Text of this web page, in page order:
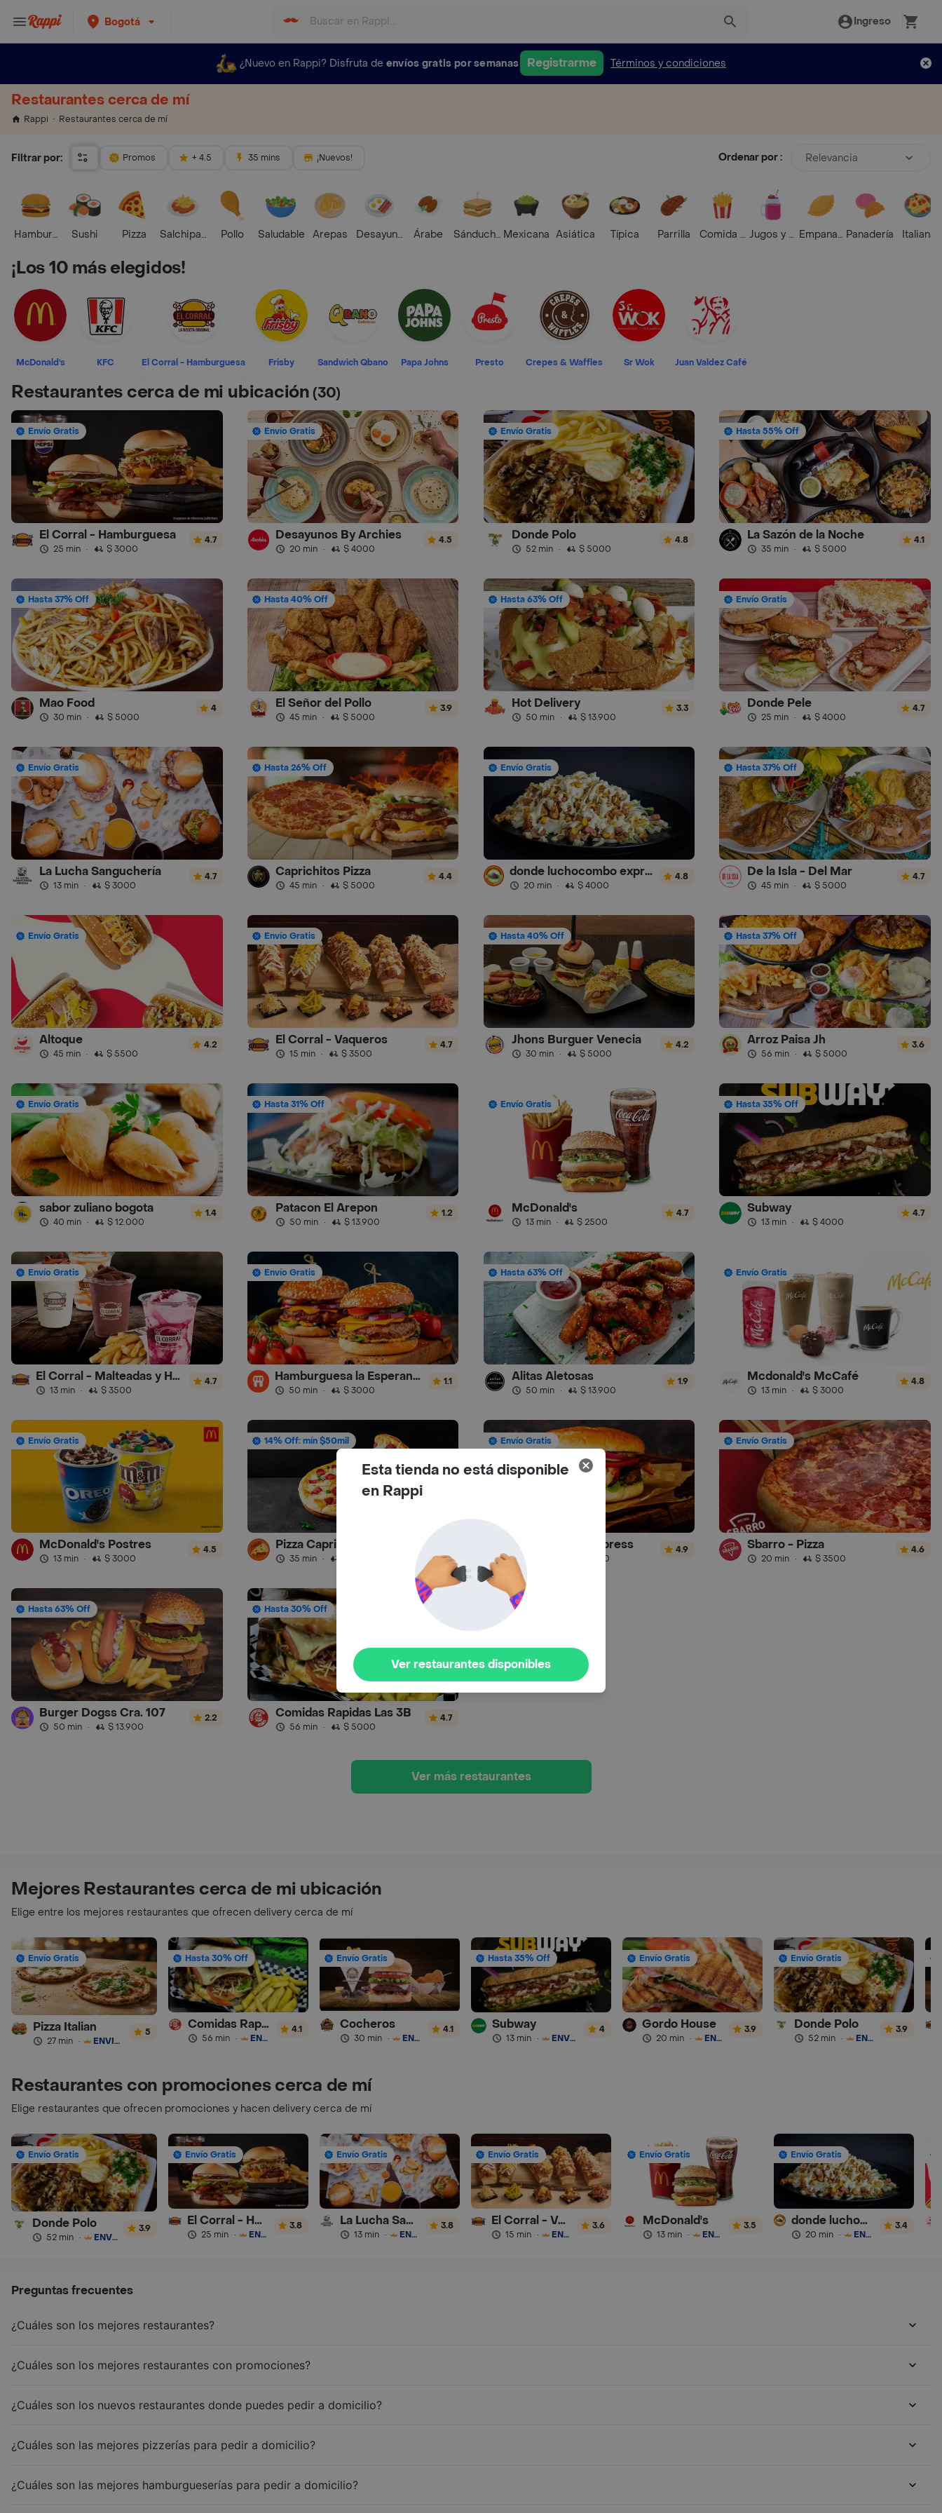
Bogotá Ingreso
¿Nuevo en Rappi? Disfruta de envíos gratis por semanas Registrarme Términos y condiciones
Restaurantes cerca de mí
Rappi Restaurantes cerca de mí
Filtrar por: Promos + 4.5 35 mins ¡Nuevos! Ordenar por : Relevancia
HamburguesaSushi Pizza Salchipapas Pollo Saludable Arepas Desayunos Árabe SánduchesMexicana Asiática Típica Parrilla Comida RápidaJugos y BatidosEmpanadasPanadería Italiana
¡Los 10 más elegidos!
McDonald's KFC El Corral - Hamburguesa Frisby Sandwich Qbano Papa Johns Presto Crepes & Waffles Sr Wok Juan Valdez Café
Restaurantes cerca de mi ubicación(30)
Envío Gratis
El Corral - Hamburguesa
25 min · $ 3000
4.7
Envío Gratis
Desayunos By Archies
20 min · $ 4000
4.5
Envío Gratis
Donde Polo
52 min · $ 5000
4.8
Hasta 55% Off
La Sazón de la Noche
35 min · $ 5000
4.1
Hasta 37% Off
Mao Food
30 min · $ 5000
4
Hasta 40% Off
El Señor del Pollo
45 min · $ 5000
3.9
Hasta 63% Off
Hot Delivery
50 min · $ 13.900
3.3
Envío Gratis
Donde Pele
25 min · $ 4000
4.7
Envío Gratis
La Lucha Sanguchería
13 min · $ 3000
4.7
Hasta 26% Off
Caprichitos Pizza
45 min · $ 5000
4.4
Envío Gratis
donde luchocombo express
20 min · $ 4000
4.8
Hasta 37% Off
De la Isla - Del Mar
45 min · $ 5000
4.7
Envío Gratis
Altoque
45 min · $ 5500
4.2
Envío Gratis
El Corral - Vaqueros
15 min · $ 3500
4.7
Hasta 40% Off
Jhons Burguer Venecia
30 min · $ 5000
4.2
Hasta 37% Off
Arroz Paisa Jh
56 min · $ 5000
3.6
Envío Gratis
sabor zuliano bogota
40 min · $ 12.000
1.4
Hasta 31% Off
Patacon El Arepon
50 min · $ 13.900
1.2
Envío Gratis
McDonald's
13 min · $ 2500
4.7
Hasta 35% Off
Subway
13 min · $ 4000
4.7
Envío Gratis
El Corral - Malteadas y Helados
13 min · $ 3500
4.7
Envío Gratis
Hamburguesa la Esperanza
50 min · $ 3000
1.1
Hasta 63% Off
Alitas Aletosas
50 min · $ 13.900
1.9
Envío Gratis
Mcdonald's McCafé
13 min · $ 3000
4.8
Envío Gratis
McDonald's Postres
13 min · $ 3000
4.5
14% Off: mín $50mil
Pizza Capricho
35 min ·
Envío Gratis
Donde Lucho Express
$ 4500
4.9
Envío Gratis
Sbarro - Pizza
20 min · $ 3500
4.6
Hasta 63% Off
Burger Dogss Cra. 107
50 min · $ 13.900
2.2
Hasta 30% Off
Comidas Rapidas Las 3B
56 min · $ 5000
4.7
Ver más restaurantes
Mejores Restaurantes cerca de mi ubicación
Elige entre los mejores restaurantes que ofrecen delivery cerca de mí
Envío Gratis
Pizza Italian
27 min · ENVÍO GRATIS
5
Hasta 30% Off
Comidas Rapidas Las 3B
56 min · ENVÍO GRATIS
4.1
Envío Gratis
Cocheros
30 min · ENVÍO GRATIS
4.1
Hasta 35% Off
Subway
13 min · ENVÍO GRATIS
4
Envío Gratis
Gordo House
20 min · ENVÍO GRATIS
3.9
Envío Gratis
Donde Polo
52 min · ENVÍO GRATIS
3.9
Restaurantes con promociones cerca de mí
Elige restaurantes que ofrecen promociones y hacen delivery cerca de mí
Envío Gratis
Donde Polo
52 min · ENVÍO GRATIS
3.9
Envío Gratis
El Corral - Hamburguesa
25 min · ENVÍO GRATIS
3.8
Envío Gratis
La Lucha Sanguchería
13 min · ENVÍO GRATIS
3.8
Envío Gratis
El Corral - Vaqueros
15 min · ENVÍO GRATIS
3.6
Envío Gratis
McDonald's
13 min · ENVÍO GRATIS
3.5
Envío Gratis
donde luchocombo express
20 min · ENVÍO GRATIS
3.4
Preguntas frecuentes
¿Cuáles son los mejores restaurantes?
¿Cuáles son los mejores restaurantes con promociones?
¿Cuáles son los nuevos restaurantes donde puedes pedir a domicilio?
¿Cuáles son las mejores pizzerías para pedir a domicilio?
¿Cuáles son las mejores hamburgueserías para pedir a domicilio?
Esta tienda no está disponible
en Rappi
Ver restaurantes disponibles